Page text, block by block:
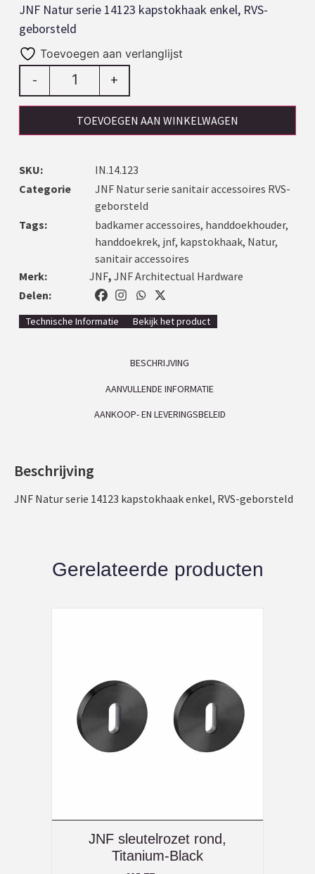
JNF Natur serie 14123 kapstokhaak enkel, RVS-
geborsteld
Toevoegen aan verlanglijst
- +
TOEVOEGEN AAN WINKELWAGEN
SKU:
IN.14.123
Categorie
JNF Natur serie sanitair accessoires RVS-
geborsteld
Tags:
badkamer accessoires, handdoekhouder,
handdoekrek, jnf, kapstokhaak, Natur,
sanitair accessoires
Merk:
JNF, JNF Architectual Hardware
Delen:
Technische Informatie Bekijk het product
BESCHRIJVING
AANVULLENDE INFORMATIE
AANKOOP- EN LEVERINGSBELEID
Beschrijving
JNF Natur serie 14123 kapstokhaak enkel, RVS-geborsteld
Gerelateerde producten
JNF sleutelrozet rond,
Titanium-Black